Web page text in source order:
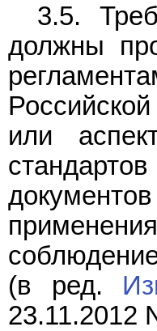
3.5.
должны
или
(в ред.
23.11.2012